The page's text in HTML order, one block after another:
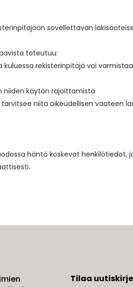
sovellettavan
toteutuu:
rekisterinpitäjä voi
niiden käytön rajoittamista
niitä oikeudellisen vaateen
häntä koskevat henkilötiedot,
Tilaa